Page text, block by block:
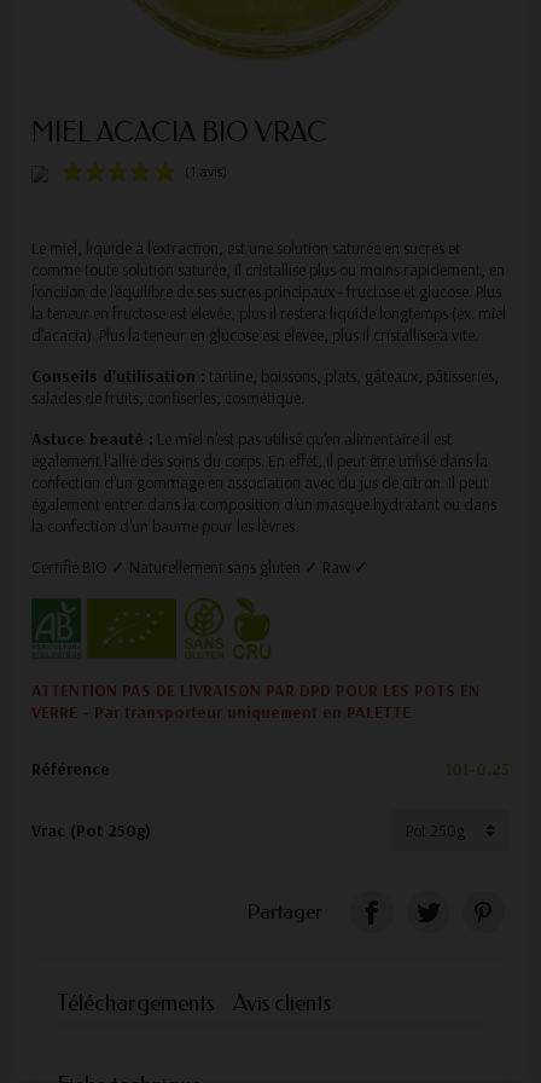
MIEL ACACIA BIO VRAC
(1 avis)
Le miel, liquide à l'extraction, est une solution saturée en sucres et
comme toute solution saturée, il cristallise plus ou moins rapidement, en
fonction de l'équilibre de ses sucres principaux - fructose et glucose. Plus
la teneur en fructose est élevée, plus il restera liquide longtemps (ex. miel
d'acacia). Plus la teneur en glucose est élevée, plus il cristallisera vite.
Conseils d'utilisation : tartine, boissons, plats, gâteaux, pâtisseries,
salades de fruits, confiseries, cosmétique.
Astuce beauté : Le miel n'est pas utilisé qu'en alimentaire il est
également l'allié des soins du corps. En effet, il peut être utilisé dans la
confection d'un gommage en association avec du jus de citron. Il peut
également entrer dans la composition d'un masque hydratant ou dans
la confection d'un baume pour les lèvres.
Certifié BIO ✓ Naturellement sans gluten ✓ Raw ✓
ATTENTION PAS DE LIVRAISON PAR DPD POUR LES POTS EN
VERRE - Par transporteur uniquement en PALETTE
Référence 101-0.25
Vrac (Pot 250g)
Partager
Téléchargements Avis clients